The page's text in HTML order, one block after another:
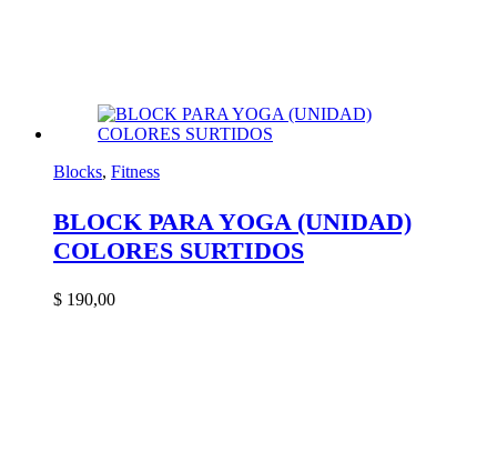
Blocks, Fitness
BLOCK PARA YOGA (UNIDAD)
COLORES SURTIDOS
$ 190,00